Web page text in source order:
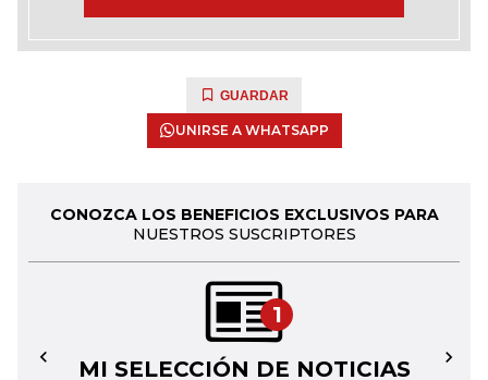
GUARDAR
UNIRSE A WHATSAPP
CONOZCA LOS BENEFICIOS EXCLUSIVOS PARA
NUESTROS SUSCRIPTORES
1
MI SELECCIÓN DE NOTICIAS
← →